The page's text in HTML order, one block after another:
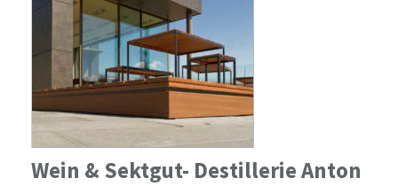
Wein & Sektgut- Destillerie Anton